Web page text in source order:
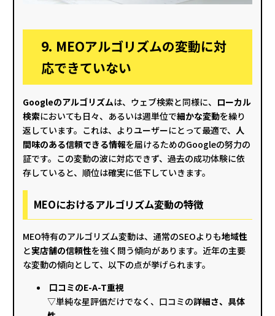
9. MEOアルゴリズムの変動に対
応できていない
Googleのアルゴリズムは、ウェブ検索と同様に、 ローカル
検索においても日々、あるいは週単位で細かな変動を繰り
返しています。これは、よりユーザーにとって最適で、 人
間味のある信頼できる情報を届けるためのGoogleの努力の
証です。この変動の波に対応できず、過去の成功体験に依
存していると、順位は確実に低下していきます。
MEOにおけるアルゴリズム変動の特徴
MEO特有のアルゴリズム変動は、通常のSEOよりも地域性
と実店舗の信頼性を強く問う傾向があります。近年の主要
な変動の傾向として、以下の点が挙げられます。
口コミのE-A-T重視
▽単純な星評価だけでなく、口コミの詳細さ、具体